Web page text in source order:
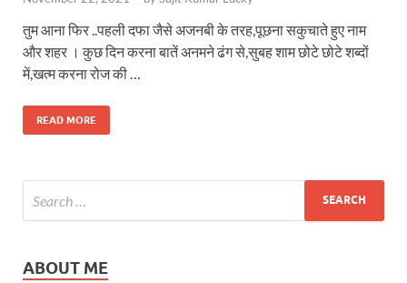
तुम आना फिर ..पहली दफा जैसे अजनबी के तरह,पूछना सकुचाते हुए नाम
और शहर । कुछ दिन करना बातें अनमने ढंग से,सुबह शाम छोटे छोटे शब्दों
में,खत्म करना रोज की …
READ MORE
ABOUT ME